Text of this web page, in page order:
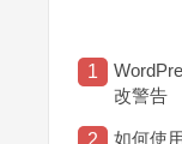
1
改警告
2 如何使